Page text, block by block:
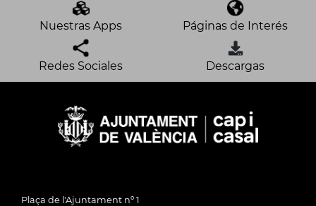
Nuestras Apps Páginas de Interés
Redes Sociales Descargas
Plaça de l'Ajuntament nº 1